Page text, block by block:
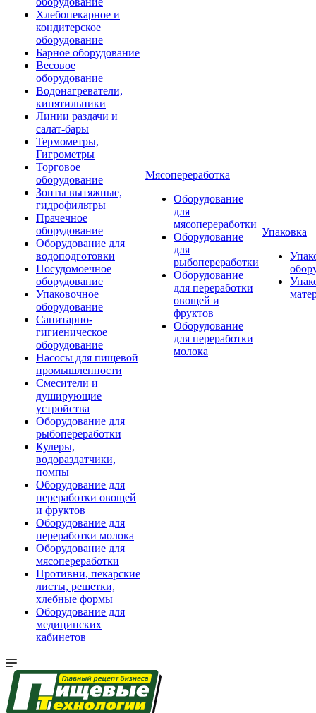
Хлебопекарное и
кондитерское
оборудование
Барное оборудование
Весовое
оборудование
Водонагреватели,
кипятильники
Линии раздачи и
салат-бары
Термометры,
Гигрометры
Торговое
оборудование
Зонты вытяжные,
гидрофильтры
Прачечное
оборудование
Оборудование для
водоподготовки
Посудомоечное
оборудование
Упаковочное
оборудование
Санитарно-
гигиеническое
оборудование
Насосы для пищевой
промышленности
Смесители и
душирующие
устройства
Оборудование для
рыбопереработки
Кулеры,
водораздатчики,
помпы
Оборудование для
переработки овощей
и фруктов
Оборудование для
переработки молока
Оборудование для
мясопереработки
Противни, пекарские
листы, решетки,
хлебные формы
Оборудование для
медицинских
кабинетов
Мясопереработка
Оборудование
для
мясопереработки
Оборудование
для
рыбопереработки
Оборудование
для переработки
овощей и
фруктов
Оборудование
для переработки
молока
Упаковка